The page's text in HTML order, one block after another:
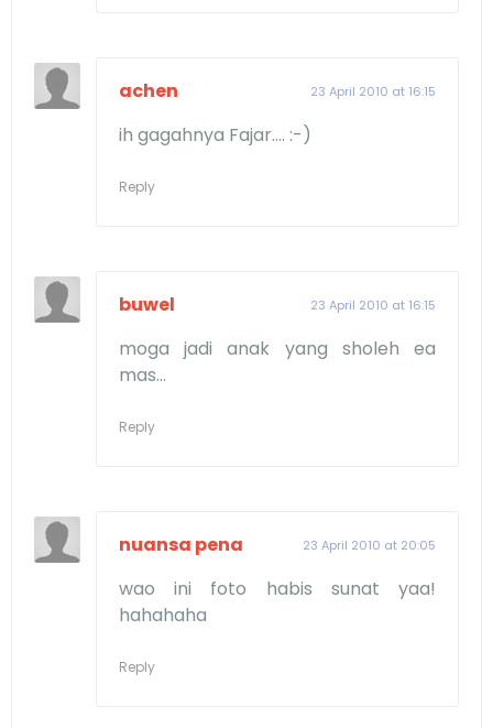
achen 23 April 2010 at 16:15
ih gagahnya Fajar.... :-)
Reply
buwel 23 April 2010 at 16:15
moga jadi anak yang sholeh ea
mas...
Reply
nuansa pena 23 April 2010 at 20:05
wao ini foto habis sunat yaa!
hahahaha
Reply